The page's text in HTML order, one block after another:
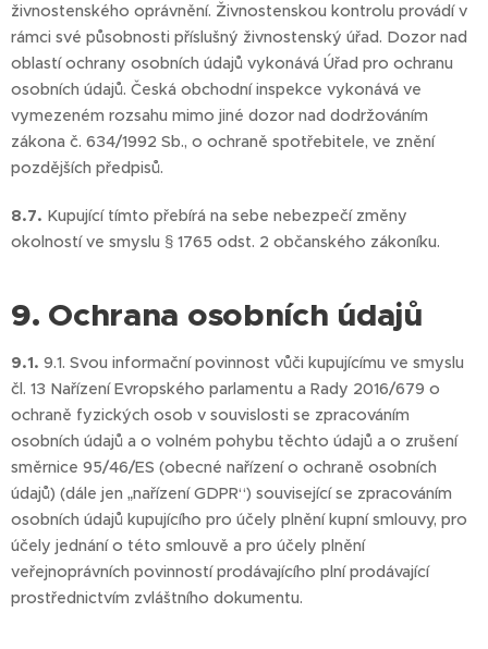
živnostenského oprávnění. Živnostenskou kontrolu provádí v
rámci své působnosti příslušný živnostenský úřad. Dozor nad
oblastí ochrany osobních údajů vykonává Úřad pro ochranu
osobních údajů. Česká obchodní inspekce vykonává ve
vymezeném rozsahu mimo jiné dozor nad dodržováním
zákona č. 634/1992 Sb., o ochraně spotřebitele, ve znění
pozdějších předpisů.
8.7. Kupující tímto přebírá na sebe nebezpečí změny
okolností ve smyslu § 1765 odst. 2 občanského zákoníku.
9. Ochrana osobních údajů
9.1. 9.1. Svou informační povinnost vůči kupujícímu ve smyslu
čl. 13 Nařízení Evropského parlamentu a Rady 2016/679 o
ochraně fyzických osob v souvislosti se zpracováním
osobních údajů a o volném pohybu těchto údajů a o zrušení
směrnice 95/46/ES (obecné nařízení o ochraně osobních
údajů) (dále jen „nařízení GDPR“) související se zpracováním
osobních údajů kupujícího pro účely plnění kupní smlouvy, pro
účely jednání o této smlouvě a pro účely plnění
veřejnoprávních povinností prodávajícího plní prodávající
prostřednictvím zvláštního dokumentu.